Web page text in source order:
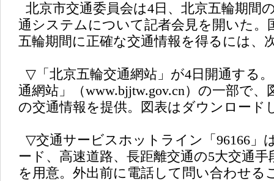
北京市交通委員会は4日、北京五輪期間
通システムについて記者会見を開いた。
五輪期間に正確な交通情報を得るには、
▽「北京五輪交通網站」が4日開通する
通網站」（www.bjjtw.gov.cn）の一部で
の交通情報を提供。図表はダウンロード
▽交通サービスホットライン「96166」
ード、高速道路、長距離交通の5大交通
を用意。外出前に電話して問い合わせる